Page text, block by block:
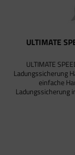
ULTIMATE
ULTIMATE
Ladungssicherung
einfache
Ladungssicherung